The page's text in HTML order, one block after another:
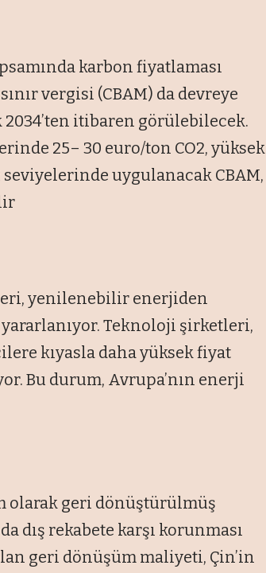
karbon fiyatlaması
vergisi (CBAM) da devreye
itibaren görülebilecek.
25– 30 euro/ton CO2, yüksek
uygulanacak CBAM,
yenilenebilir enerjiden
Teknoloji şirketleri,
kıyasla daha yüksek fiyat
Bu durum, Avrupa’nın enerji
olarak geri dönüştürülmüş
dış rekabete karşı korunması
geri dönüşüm maliyeti, Çin’in